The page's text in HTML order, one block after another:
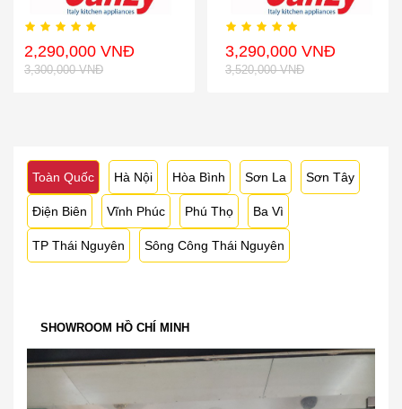
2,290,000 VNĐ
3,300,000 VNĐ
3,290,000 VNĐ
3,520,000 VNĐ
Toàn Quốc Hà Nội Hòa Bình Sơn La Sơn Tây
Điện Biên Vĩnh Phúc Phú Thọ Ba Vì
TP Thái Nguyên Sông Công Thái Nguyên
SHOWROOM HỒ CHÍ MINH